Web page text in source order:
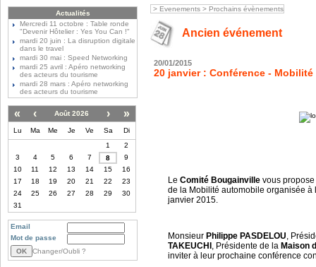
Actualités
Mercredi 11 octobre : Table ronde
"Devenir Hôtelier : Yes You Can !"
mardi 20 juin : La disruption digitale
dans le travel
mardi 30 mai : Speed Networking
mardi 25 avril : Apéro networking
des acteurs du tourisme
mardi 28 mars : Apéro networking
des acteurs du tourisme
« ‹ Août 2026 › »
Lu Ma Me Je Ve Sa
Di
1
2
3
4 5 6 7 8
9
10
11 12 13 14 15
16
17
18 19 20 21 22
23
24
25 26 27 28 29
30
31
Email
Mot de passe
Changer/Oubli ?
> Evenements > Prochains évènements
Ancien événement
20/01/2015
20 janvier : Conférence -
Le Comité Bougainville vous
de la Mobilité automobile organisée à
janvier 2015.
Monsieur Philippe PASDELOU,
TAKEUCHI , Présidente de la Maison
inviter à leur prochaine conférence